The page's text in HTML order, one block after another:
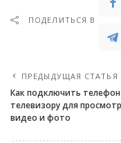
ПОДЕЛИТЬСЯ В
ПРЕДЫДУЩАЯ СТАТЬЯ
Как подключить
телевизору для
видео и фото